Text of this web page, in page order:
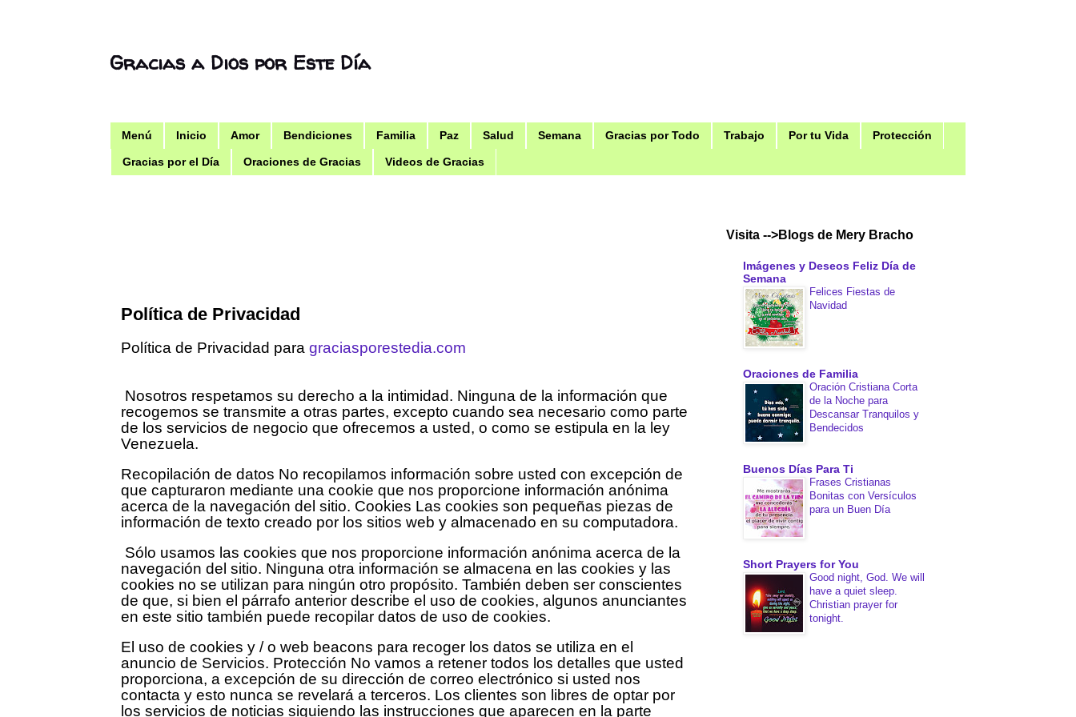
Gracias a Dios por Este Día
Menú Inicio Amor Bendiciones Familia Paz Salud Semana Gracias por Todo Trabajo Por tu Vida Protección
Gracias por el Día Oraciones de Gracias Videos de Gracias
Política de Privacidad
Política de Privacidad para graciasporestedia.com
Nosotros respetamos su derecho a la intimidad. Ninguna de la información que
recogemos se transmite a otras partes, excepto cuando sea necesario como parte
de los servicios de negocio que ofrecemos a usted, o como se estipula en la ley
Venezuela.
Recopilación de datos No recopilamos información sobre usted con excepción de
que capturaron mediante una cookie que nos proporcione información anónima
acerca de la navegación del sitio. Cookies Las cookies son pequeñas piezas de
información de texto creado por los sitios web y almacenado en su computadora.
Sólo usamos las cookies que nos proporcione información anónima acerca de la
navegación del sitio. Ninguna otra información se almacena en las cookies y las
cookies no se utilizan para ningún otro propósito. También deben ser conscientes
de que, si bien el párrafo anterior describe el uso de cookies, algunos anunciantes
en este sitio también puede recopilar datos de uso de cookies.
El uso de cookies y / o web beacons para recoger los datos se utiliza en el
anuncio de Servicios. Protección No vamos a retener todos los detalles que usted
proporciona, a excepción de su dirección de correo electrónico si usted nos
contacta y esto nunca se revelará a terceros. Los clientes son libres de optar por
los servicios de noticias siguiendo las instrucciones que aparecen en la parte
Visita -->Blogs de Mery Bracho
Imágenes y Deseos Feliz Día de
Semana
Felices Fiestas de
Navidad
Oraciones de Familia
Oración Cristiana Corta
de la Noche para
Descansar Tranquilos y
Bendecidos
Buenos Días Para Ti
Frases Cristianas
Bonitas con Versículos
para un Buen Día
Short Prayers for You
Good night, God. We will
have a quiet sleep.
Christian prayer for
tonight.